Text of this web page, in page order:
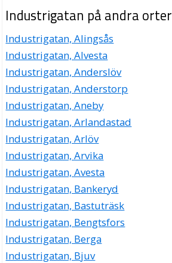
Industrigatan på andra orter
Industrigatan, Alingsås
Industrigatan, Alvesta
Industrigatan, Anderslöv
Industrigatan, Anderstorp
Industrigatan, Aneby
Industrigatan, Arlandastad
Industrigatan, Arlöv
Industrigatan, Arvika
Industrigatan, Avesta
Industrigatan, Bankeryd
Industrigatan, Bastuträsk
Industrigatan, Bengtsfors
Industrigatan, Berga
Industrigatan, Bjuv